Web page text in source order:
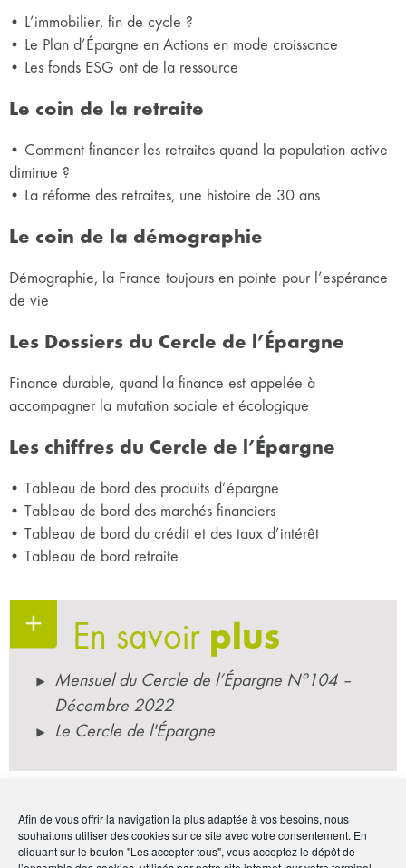
Afin de vous offrir la navigation la plus adaptée à vos besoins, nous
souhaitons utiliser des cookies sur ce site avec votre consentement. En
cliquant sur le bouton "Les accepter tous", vous acceptez le dépôt de
• L’immobilier, fin de cycle ?
• Le Plan d’Épargne en Actions en mode croissance
• Les fonds ESG ont de la ressource
Le coin de la retraite
• Comment financer les retraites quand la population active
diminue ?
• La réforme des retraites, une histoire de 30 ans
Le coin de la démographie
Démographie, la France toujours en pointe pour l’espérance
de vie
Les Dossiers du Cercle de l’Épargne
Finance durable, quand la finance est appelée à
accompagner la mutation sociale et écologique
Les chiffres du Cercle de l’Épargne
• Tableau de bord des produits d’épargne
• Tableau de bord des marchés financiers
• Tableau de bord du crédit et des taux d’intérêt
• Tableau de bord retraite
En savoir plus
Mensuel du Cercle de l’Épargne N°104 –
Décembre 2022
Le Cercle de l'Épargne
Publié le :12 décembre 2022